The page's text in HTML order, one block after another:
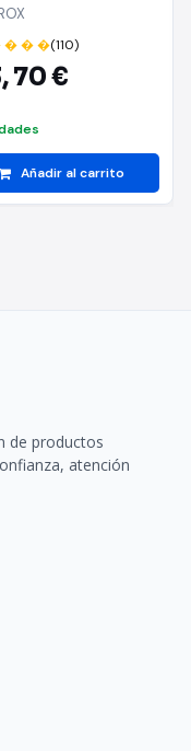
y Automático/
� � �(110)
70 €
Añadir al carrito
de productos
atención